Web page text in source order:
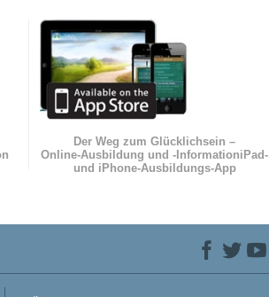
Der Weg zum Glücklichsein –
Online-Ausbildung und-InformationiPad-
und iPhone-Ausbildungs-App